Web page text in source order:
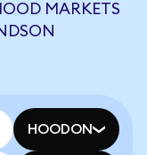
MARKETS
HOODON